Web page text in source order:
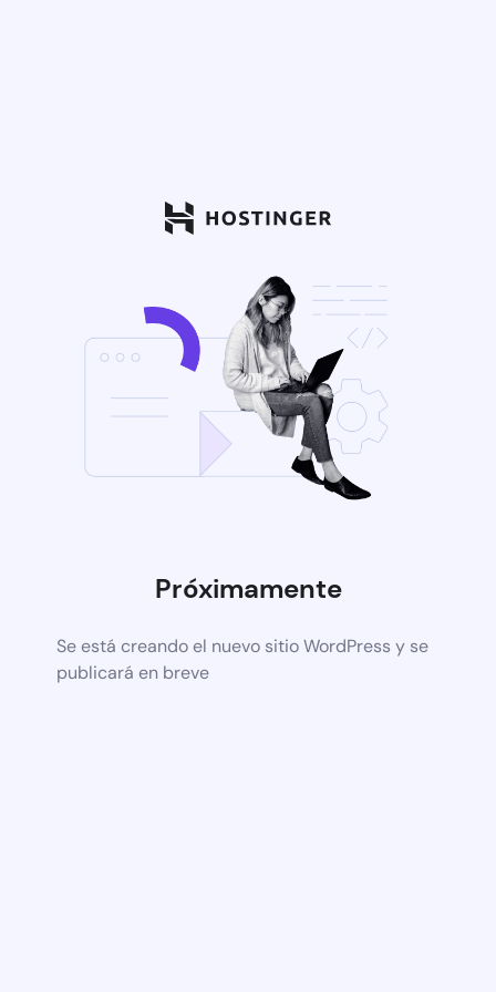
Próximamente
Se está creando el nuevo sitio WordPress y se
publicará en breve